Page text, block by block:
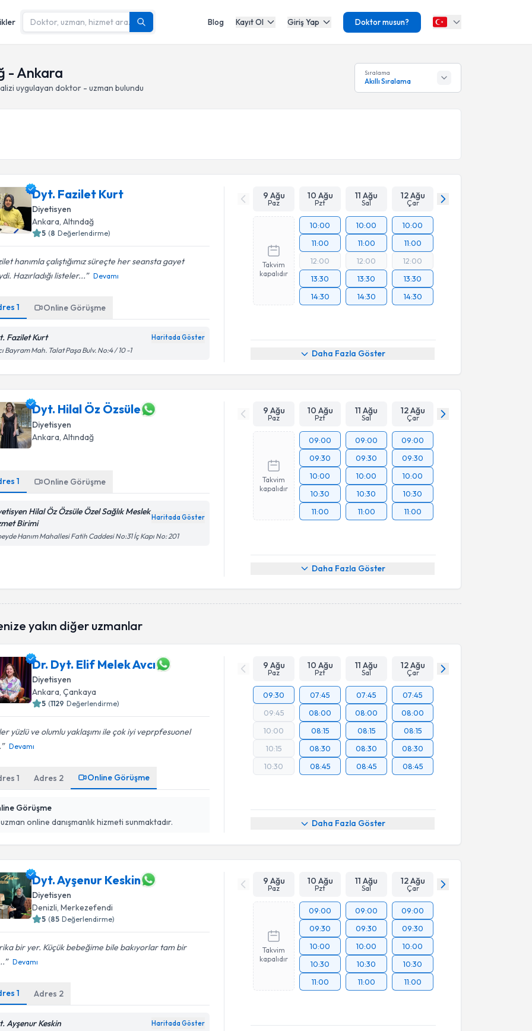
Blog Kayıt Ol Giriş Yap Doktor musun?
- Ankara
uygulayan doktor - uzman bulundu
Sıralama
Akıllı Sıralama
Dyt. Fazilet Kurt
Diyetisyen
Ankara, Altındağ
5 (8 Değerlendirme)
hanımla çalıştığımız süreçte her seansta gayet
Hazırladığı listeler...
Devamı
1 Online Görüşme
Fazilet Kurt Haritada Göster
Bayram Mah. Talat Paşa Bulv. No:4 / 10 -1
9 Ağu
Paz
10 Ağu
Pzt
11 Ağu
Sal
12 Ağu
Çar
Takvim
kapalıdır
10:00
11:00
12:00
13:30
14:30
10:00
11:00
12:00
13:30
14:30
10:00
11:00
12:00
13:30
14:30
Daha Fazla Göster
Dyt. Hilal Öz Özsüle
Diyetisyen
Ankara , Altındağ
1 Online Görüşme
Hilal Öz Özsüle Özel Sağlık Meslek
Birimi
Haritada Göster
Hanım Mahallesi Fatih Caddesi No:31 İç Kapı No: 201
9 Ağu
Paz
10 Ağu
Pzt
11 Ağu
Sal
12 Ağu
Çar
Takvim
kapalıdır
09:00
09:30
10:00
10:30
11:00
09:00
09:30
10:00
10:30
11:00
09:00
09:30
10:00
10:30
11:00
Daha Fazla Göster
yakın diğer uzmanlar
Dr. Dyt. Elif Melek Avcı
Diyetisyen
Ankara, Çankaya
5 (1129 Değerlendirme)
yüzlü ve olumlu yaklaşımı ile çok iyi veprpfesuonel
Devamı
1 Adres 2 Online Görüşme
Görüşme
online danışmanlık hizmeti sunmaktadır.
9 Ağu
Paz
10 Ağu
Pzt
11 Ağu
Sal
12 Ağu
Çar
09:30
09:45
10:00
10:15
10:30
07:45
08:00
08:15
08:30
08:45
07:45
08:00
08:15
08:30
08:45
07:45
08:00
08:15
08:30
08:45
Daha Fazla Göster
Dyt. Ayşenur Keskin
Diyetisyen
Denizli, Merkezefendi
5 (85 Değerlendirme)
bir yer. Küçük bebeğime bile bakıyorlar tam bir
Devamı
1 Adres 2
Ayşenur Keskin Haritada Göster
9 Ağu
Paz
10 Ağu
Pzt
11 Ağu
Sal
12 Ağu
Çar
Takvim
kapalıdır
09:00
09:30
10:00
10:30
11:00
09:00
09:30
10:00
10:30
11:00
09:00
09:30
10:00
10:30
11:00